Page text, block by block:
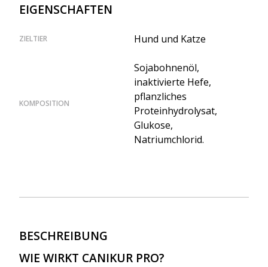
EIGENSCHAFTEN
ZIELTIER Hund und Katze
KOMPOSITION
Sojabohnenöl,
inaktivierte Hefe,
pflanzliches
Proteinhydrolysat,
Glukose,
Natriumchlorid.
BESCHREIBUNG
WIE WIRKT CANIKUR PRO?